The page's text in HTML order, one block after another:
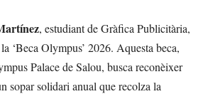
, estudiant de Gràfica Publicitària,
‘Beca Olympus’ 2026. Aquesta beca,
Palace de Salou, busca reconèixer
sopar solidari anual que recolza la